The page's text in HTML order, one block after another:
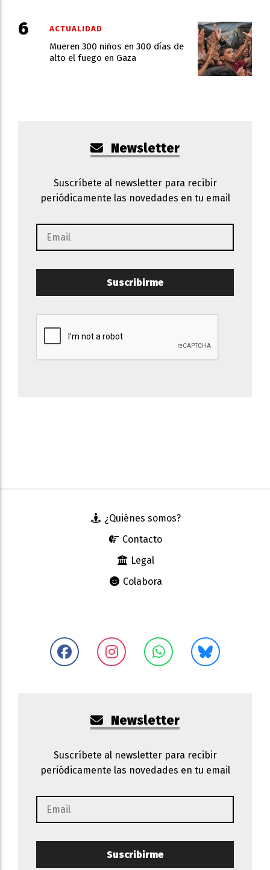
Mueren 300 niños en 300 días de
alto el fuego en Gaza
ACTUALIDAD
Newsletter
Suscríbete al newsletter para recibir
periódicamente las novedades en tu email
Suscribirme
¿Quiénes somos?
Contacto
Legal
Colabora
Newsletter
Suscríbete al newsletter para recibir
periódicamente las novedades en tu email
Suscribirme